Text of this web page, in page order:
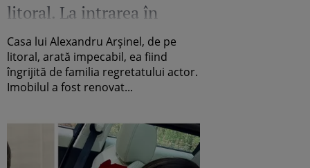
litoral. La intrarea în
curte se vând roșii pe
tarabă / Exclusiv
Casa lui Alexandru Arșinel, de pe
litoral, arată impecabil, ea fiind
îngrijită de familia regretatului actor.
Imobilul a fost renovat...